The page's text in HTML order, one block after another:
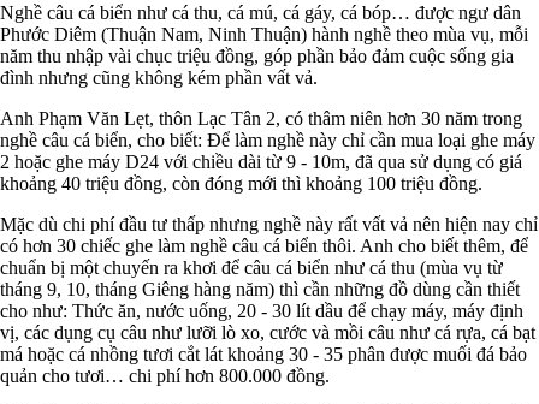
Nghề câu cá biển như cá thu, cá mú, cá gáy, cá bóp… được ngư dân
Phước Diêm (Thuận Nam, Ninh Thuận) hành nghề theo mùa vụ, mỗi
năm thu nhập vài chục triệu đồng, góp phần bảo đảm cuộc sống gia
đình nhưng cũng không kém phần vất vả.
Anh Phạm Văn Lẹt, thôn Lạc Tân 2, có thâm niên hơn 30 năm trong
nghề câu cá biển, cho biết: Để làm nghề này chỉ cần mua loại ghe máy
2 hoặc ghe máy D24 với chiều dài từ 9 - 10m, đã qua sử dụng có giá
khoảng 40 triệu đồng, còn đóng mới thì khoảng 100 triệu đồng.
Mặc dù chi phí đầu tư thấp nhưng nghề này rất vất vả nên hiện nay chỉ
có hơn 30 chiếc ghe làm nghề câu cá biển thôi. Anh cho biết thêm, để
chuẩn bị một chuyến ra khơi để câu cá biển như cá thu (mùa vụ từ
tháng 9, 10, tháng Giêng hàng năm) thì cần những đồ dùng cần thiết
cho như: Thức ăn, nước uống, 20 - 30 lít dầu để chạy máy, máy định
vị, các dụng cụ câu như lưỡi lò xo, cước và mồi câu như cá rựa, cá bạt
má hoặc cá nhồng tươi cắt lát khoảng 30 - 35 phân được muối đá bảo
quản cho tươi… chi phí hơn 800.000 đồng.